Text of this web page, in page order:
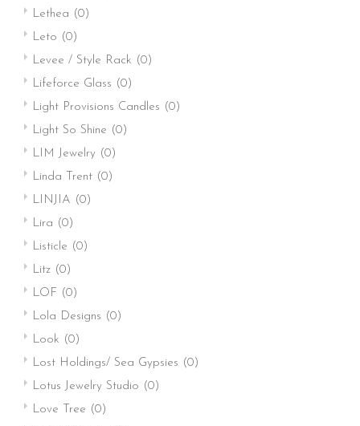
Lethea (0)
Leto (0)
Levee / Style Rack (0)
Lifeforce Glass (0)
Light Provisions Candles (0)
Light So Shine (0)
LIM Jewelry (0)
Linda Trent (0)
LINJIA (0)
Lira (0)
Listicle (0)
Litz (0)
LOF (0)
Lola Designs (0)
Look (0)
Lost Holdings/ Sea Gypsies (0)
Lotus Jewelry Studio (0)
Love Tree (0)